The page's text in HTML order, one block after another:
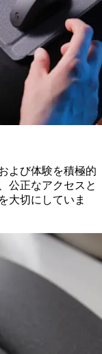
よび体験を積極的
公正なアクセスと
大切にしていま